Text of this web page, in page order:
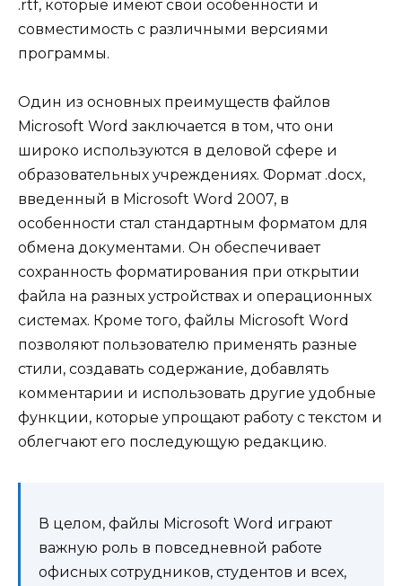
.rtf, которые имеют свои особенности и
совместимость с различными версиями
программы.
Один из основных преимуществ файлов
Microsoft Word заключается в том, что они
широко используются в деловой сфере и
образовательных учреждениях. Формат .docx,
введенный в Microsoft Word 2007, в
особенности стал стандартным форматом для
обмена документами. Он обеспечивает
сохранность форматирования при открытии
файла на разных устройствах и операционных
системах. Кроме того, файлы Microsoft Word
позволяют пользователю применять разные
стили, создавать содержание, добавлять
комментарии и использовать другие удобные
функции, которые упрощают работу с текстом и
облегчают его последующую редакцию.
В целом, файлы Microsoft Word играют
важную роль в повседневной работе
офисных сотрудников, студентов и всех,